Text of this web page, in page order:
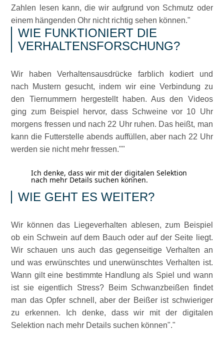
Zahlen lesen kann, die wir aufgrund von Schmutz oder
einem hängenden Ohr nicht richtig sehen können.
WIE FUNKTIONIERT DIE
VERHALTENSFORSCHUNG?
Wir haben Verhaltensausdrücke farblich kodiert und
nach Mustern gesucht, indem wir eine Verbindung zu
den Tiernummern hergestellt haben. Aus den Videos
ging zum Beispiel hervor, dass Schweine vor 10 Uhr
morgens fressen und nach 22 Uhr ruhen. Das heißt, man
kann die Futterstelle abends auffüllen, aber nach 22 Uhr
werden sie nicht mehr fressen.
Ich denke, dass wir mit der digitalen Selektion
nach mehr Details suchen können.
WIE GEHT ES WEITER?
Wir können das Liegeverhalten ablesen, zum Beispiel
ob ein Schwein auf dem Bauch oder auf der Seite liegt.
Wir schauen uns auch das gegenseitige Verhalten an
und was erwünschtes und unerwünschtes Verhalten ist.
Wann gilt eine bestimmte Handlung als Spiel und wann
ist sie eigentlich Stress? Beim Schwanzbeißen findet
man das Opfer schnell, aber der Beißer ist schwieriger
zu erkennen. Ich denke, dass wir mit der digitalen
Selektion nach mehr Details suchen können .